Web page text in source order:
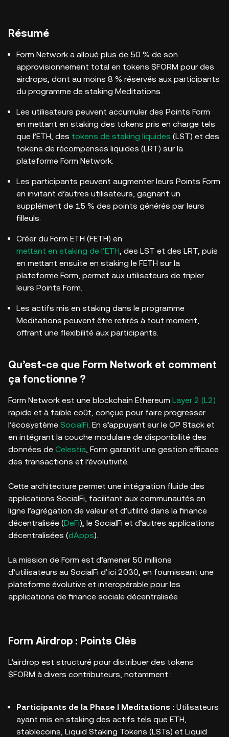
Résumé
Form Network a alloué plus de 50 % de son
approvisionnement total en tokens $FORM pour des
airdrops, dont au moins 8 % réservés aux participants
du programme de staking Meditations.
Les utilisateurs peuvent accumuler des Points Form
en mettant en staking des tokens pris en charge tels
que l’ETH, des tokens de staking liquides (LST) et des
tokens de récompenses liquides (LRT) sur la
plateforme Form Network.
Les participants peuvent augmenter leurs Points Form
en invitant d’autres utilisateurs, gagnant un
supplément de 15 % des points générés par leurs
filleuls.
Créer du Form ETH (FETH) en
mettant en staking de l’ETH, des LST et des LRT, puis
en mettant ensuite en staking le FETH sur la
plateforme Form, permet aux utilisateurs de tripler
leurs Points Form.
Les actifs mis en staking dans le programme
Meditations peuvent être retirés à tout moment,
offrant une flexibilité aux participants.
Qu’est-ce que Form Network et comment
ça fonctionne ?
Form Network est une blockchain Ethereum Layer 2 (L2)
rapide et à faible coût, conçue pour faire progresser
l’écosystème SocialFi. En s’appuyant sur le OP Stack et
en intégrant la couche modulaire de disponibilité des
données de Celestia, Form garantit une gestion efficace
des transactions et l’évolutivité.
Cette architecture permet une intégration fluide des
applications SocialFi, facilitant aux communautés en
ligne l’agrégation de valeur et d’utilité dans la finance
décentralisée (DeFi), le SocialFi et d’autres applications
décentralisées (dApps).
La mission de Form est d’amener 50 millions
d’utilisateurs au SocialFi d’ici 2030, en fournissant une
plateforme évolutive et interopérable pour les
applications de finance sociale décentralisée.
Form Airdrop : Points Clés
L'airdrop est structuré pour distribuer des tokens
$FORM à divers contributeurs, notamment :
Participants de la Phase I Meditations : Utilisateurs
ayant mis en staking des actifs tels que ETH,
stablecoins, Liquid Staking Tokens (LSTs) et Liquid